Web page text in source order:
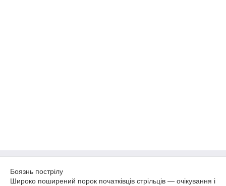
Боязнь пострілу
Широко поширений порок початківців стрільців — очікування і